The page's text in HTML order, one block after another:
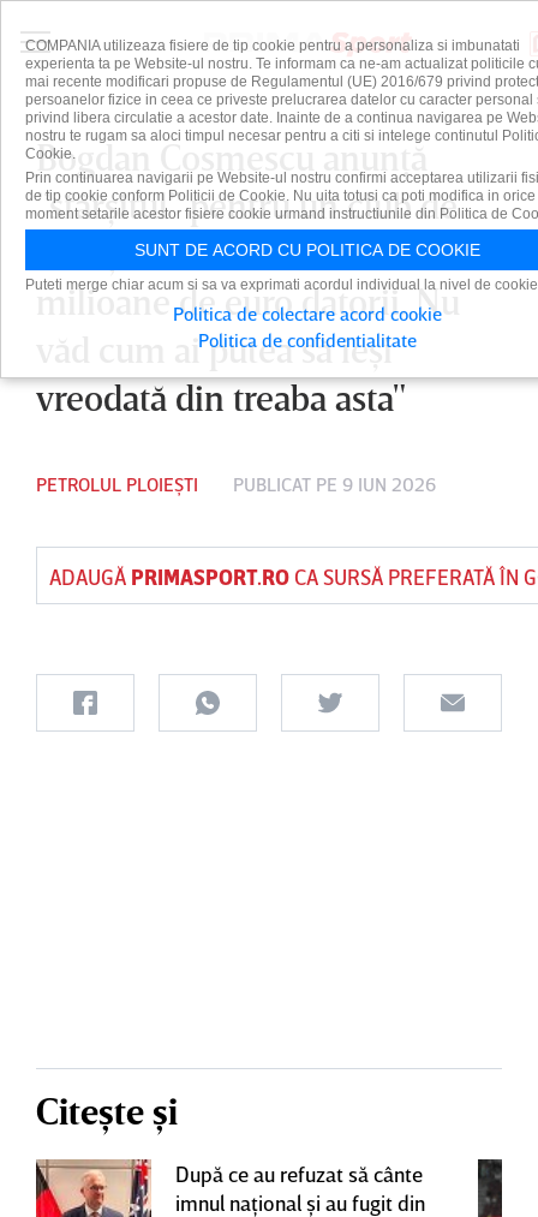
Bogdan Cosmescu anunţă
”sfârşitul” pentru un club de
tradiţie din România: "Ai nouă
milioane de euro datorii. Nu
văd cum ai putea să ieşi
vreodată din treaba asta"
PETROLUL PLOIEȘTI PUBLICAT PE 9 IUN 2026
ADAUGĂ PRIMASPORT.ROCA SURSĂ PREFERATĂ ÎN
Citește și
După ce au refuzat să cânte
imnul naţional şi au fugit din
COMPANIA utilizeaza fisiere de tip cookie pentru a personaliza si imbunatati
experienta ta pe Website-ul nostru. Te informam ca ne-am actualizat politicile
mai recente modificari propuse de Regulamentul (UE) 2016/679 privind
persoanelor fizice in ceea ce priveste prelucrarea datelor cu caracter personal
privind libera circulatie a acestor date. Inainte de a continua navigarea pe
nostru te rugam sa aloci timpul necesar pentru a citi si intelege continutul
Cookie.
Prin continuarea navigarii pe Website-ul nostru confirmi acceptarea utilizarii
de tip cookie conform Politicii de Cookie. Nu uita totusi ca poti modifica in orice
moment setarile acestor fisiere cookie urmand instructiunile din Politica de
SUNT DE ACORD CU POLITICA DE COOKIE
Puteti merge chiar acum si sa va exprimati acordul individual la nivel de
Politica de colectare acord cookie
Politica de confidentialitate